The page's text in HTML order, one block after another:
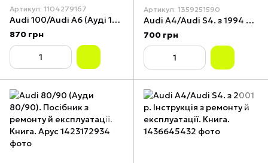
Артикул: 1104279167
Audi 100/Audi A6 (Ауді 100/Ауді А6). Посібник з ремонту й експлуатації. Книга. Арус
870 грн
Артикул: 1359251590
Audi А4/Audi S4. з 1994 р. Інструкція з ремонту й експлуатації. Книга. Арус
700 грн